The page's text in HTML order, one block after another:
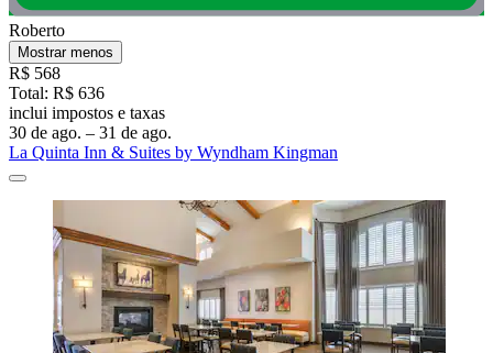
Roberto
Mostrar menos
R$ 568
Total: R$ 636
inclui impostos e taxas
30 de ago. – 31 de ago.
La Quinta Inn & Suites by Wyndham Kingman